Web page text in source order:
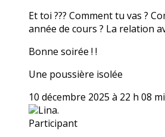
Et toi ??? Comment tu vas ?
année de cours ? La relation
Bonne soirée ! !
Une poussière isolée
10 décembre 2025 à 22 h 08
Lina.
Participant